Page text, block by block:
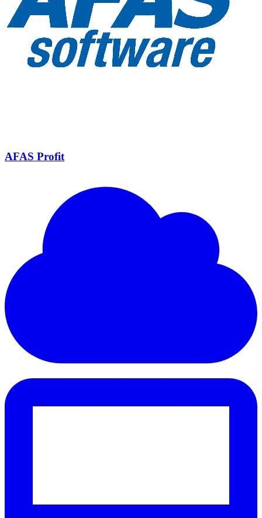
AFAS Profit